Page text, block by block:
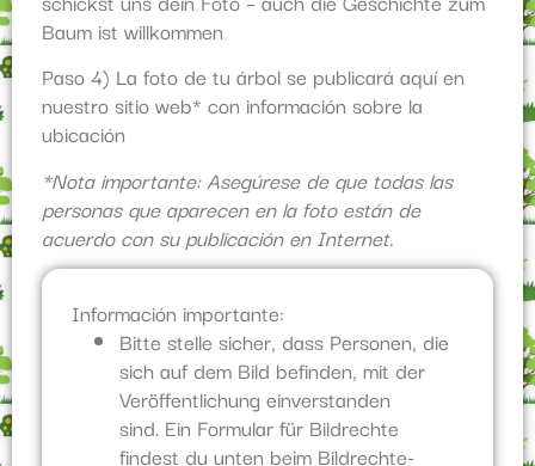
Baum ist willkommen
Paso 4) La foto de tu árbol se publicará aquí en
nuestro sitio web* con información sobre la
ubicación
*Nota importante: Asegúrese de que todas las
personas que aparecen en la foto están de
acuerdo con su publicación en Internet.
Información importante:
Bitte stelle sicher, dass Personen, die
sich auf dem Bild befinden, mit der
Veröffentlichung einverstanden
sind. Ein Formular für Bildrechte
findest du unten beim Bildrechte-